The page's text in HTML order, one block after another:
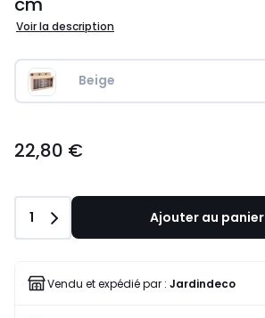
Voir la description
Beige
€.
22,80 €
Quantité
1 Ajouter au panier
Vendu et expédié par : Jardindeco